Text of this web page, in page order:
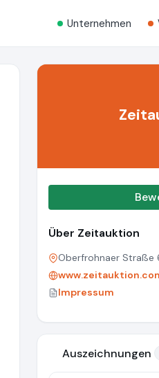
Unternehmen
Über Zeitauktion
Oberfrohnaer Straße
Impressum
Auszeichnungen